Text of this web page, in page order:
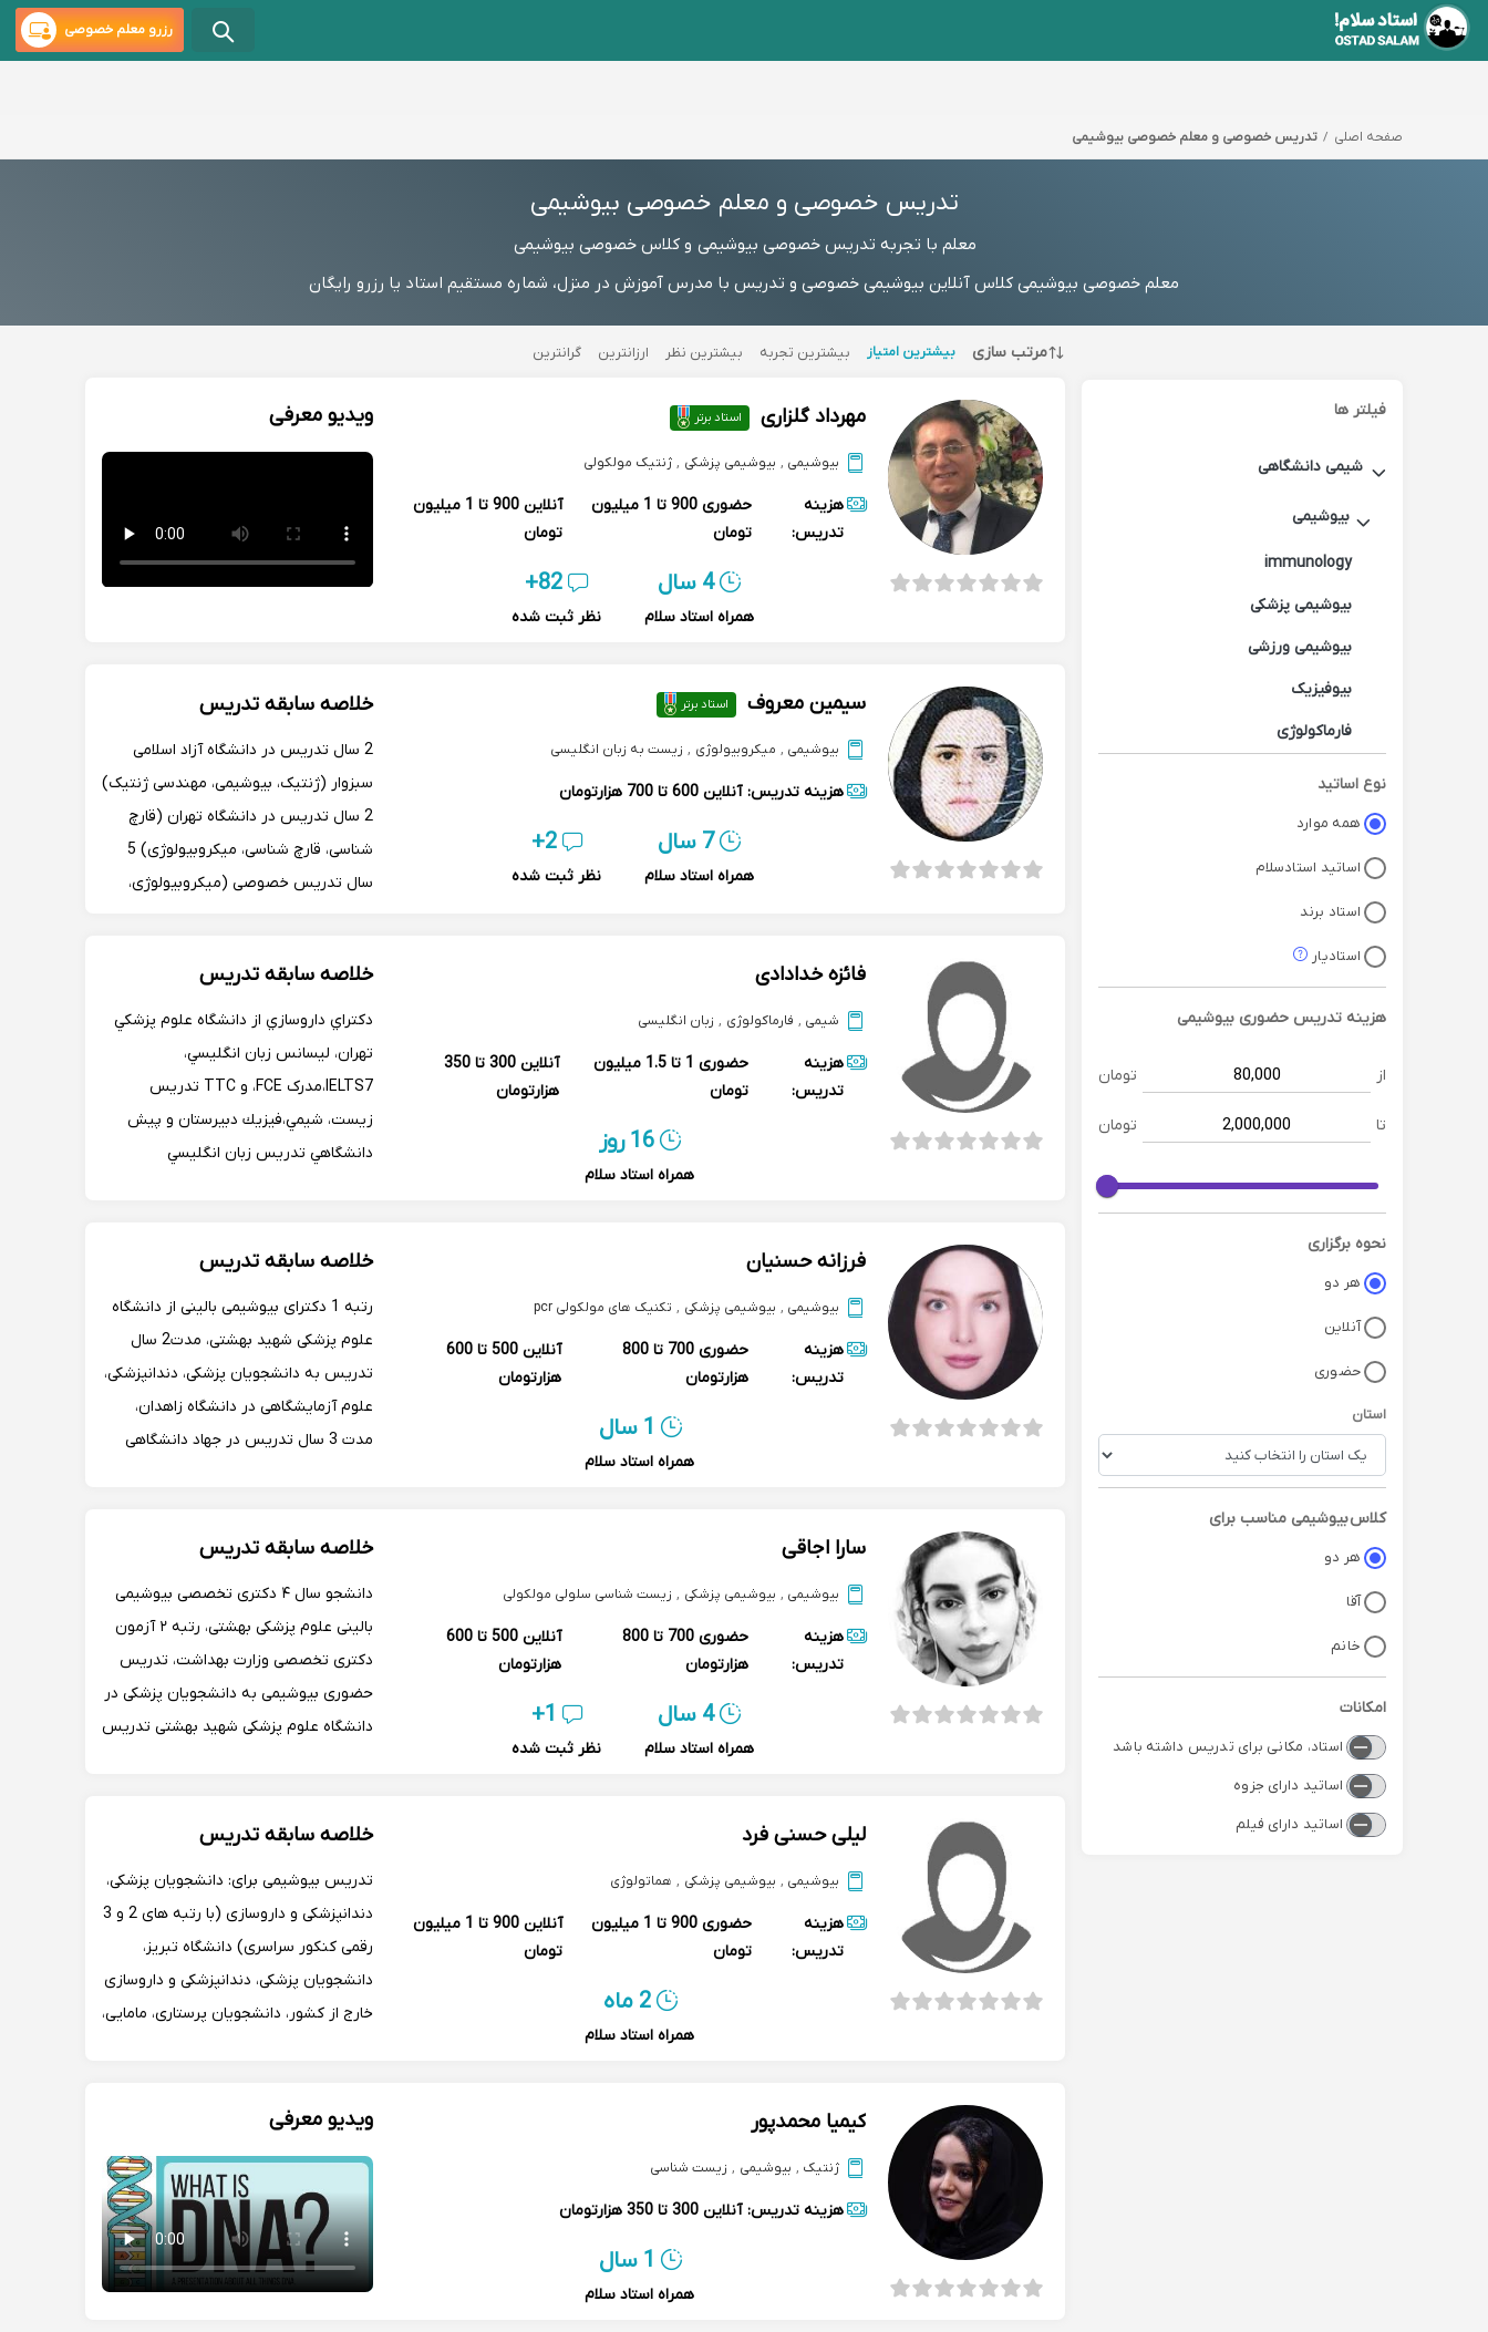
رزرو معلم خصوصی
صفحه اصلی تدریس خصوصی و معلم خصوصی بیوشیمی
تدریس خصوصی و معلم خصوصی بیوشیمی
معلم با تجربه تدریس خصوصی بیوشیمی و کلاس خصوصی بیوشیمی
معلم خصوصی بیوشیمی کلاس آنلاین بیوشیمی خصوصی و تدریس با مدرس آموزش در منزل، شماره مستقیم استاد یا رزرو رایگان
فیلتر ها
شیمی دانشگاهی
بیوشیمی
immunology
بیوشیمی پزشکی
بیوشیمی ورزشی
بیوفیزیک
فارماکولوژی
نوع اساتید
همه موارد
اساتید استادسلام
استاد برند
استادیار
هزینه تدریس حضوری بیوشیمی
از تومان
تا تومان
نحوه برگزاری
هر دو
آنلاین
حضوری
استان
کلاسبیوشیمی مناسب برای
هر دو
آقا
خانم
امکانات
استاد، مکانی برای تدریس داشته باشد
اساتید دارای جزوه
اساتید دارای فیلم
مرتب سازی بیشترین امتیاز بیشترین تجربه بیشترین نظر ارزانترین گرانترین
مهرداد گلزاری استاد برتر
بیوشیمی , بیوشیمی پزشکی , ژنتیک مولکولی
هزینه
تدریس:
حضوری
900 تا 1 میلیون
تومان
آنلاین
900 تا 1 میلیون
تومان
4 سال
همراه استاد سلام
82+
نظر ثبت شده
ویدیو معرفی
سیمین معروف استاد برتر
بیوشیمی , میکروبیولوژی , زیست به زبان انگلیسی
هزینه تدریس: آنلاین 600 تا 700 هزارتومان
7 سال
همراه استاد سلام
2+
نظر ثبت شده
خلاصه سابقه تدریس
2 سال تدریس در دانشگاه آزاد اسلامی
سبزوار (ژنتیک، بیوشیمی، مهندسی ژنتیک)
2 سال تدریس در دانشگاه تهران (قارچ
شناسی، قارچ شناسی، میکروبیولوژی) 5
سال تدریس خصوصی (میکروبیولوژی،
دانشگاه مشهد
فائزه خدادادی
شیمی , فارماکولوژی , زبان انگلیسی
هزینه
تدریس:
حضوری
1 تا 1.5 میلیون
تومان
آنلاین
300 تا 350
هزارتومان
16 روز
همراه استاد سلام
خلاصه سابقه تدریس
دكتراي داروسازي از دانشگاه علوم پزشكي
تهران، ليسانس زبان انگليسي،
IELTS7،مدرک FCE، و TTC تدريس
زيست، شيمي،فيزيك دبيرستان و پيش
دانشگاهي تدريس زبان انگليسي
خصوصي ام. سابقه ٦ سال تدريس دروس
فرزانه حسنیان
بیوشیمی , بیوشیمی پزشکی , تکنیک های مولکولی pcr
هزینه
تدریس:
حضوری
700 تا 800
هزارتومان
آنلاین
500 تا 600
هزارتومان
1 سال
همراه استاد سلام
خلاصه سابقه تدریس
رتبه 1 دکترای بیوشیمی بالینی از دانشگاه
علوم پزشکی شهید بهشتی، مدت2 سال
تدریس به دانشجویان پزشکی، دندانپزشکی،
علوم آزمایشگاهی در دانشگاه زاهدان،
مدت 3 سال تدریس در جهاد دانشگاهی
سارا اجاقی
بیوشیمی , بیوشیمی پزشکی , زیست شناسی سلولی مولکولی
هزینه
تدریس:
حضوری
700 تا 800
هزارتومان
آنلاین
500 تا 600
هزارتومان
4 سال
همراه استاد سلام
1+
نظر ثبت شده
خلاصه سابقه تدریس
دانشجو سال ۴ دکتری تخصصی بیوشیمی
بالینی علوم پزشکی بهشتی، رتبه ۲ آزمون
دکتری تخصصی وزارت بهداشت، تدریس
حضوری بیوشیمی به دانشجویان پزشکی در
دانشگاه علوم پزشکی شهید بهشتی تدریس
دانشجویان پزشکی، دندان پزشکی و
لیلی حسنی فرد
بیوشیمی , بیوشیمی پزشکی , هماتولوژی
هزینه
تدریس:
حضوری
900 تا 1 میلیون
تومان
آنلاین
900 تا 1 میلیون
تومان
2 ماه
همراه استاد سلام
خلاصه سابقه تدریس
تدریس بیوشیمی برای: دانشجویان پزشکی،
دندانپزشکی و داروسازی (با رتبه های 2 و 3
رقمی کنکور سراسری) دانشگاه تبریز،
دانشجویان پزشکی، دندانپزشکی و داروسازی
خارج از کشور، دانشجویان پرستاری، مامایی،
کنکورهای تحصیلات تکمیلی.
کیمیا محمدپور
ژنتیک , بیوشیمی , زیست شناسی
هزینه تدریس: آنلاین 300 تا 350 هزارتومان
1 سال
همراه استاد سلام
ویدیو معرفی